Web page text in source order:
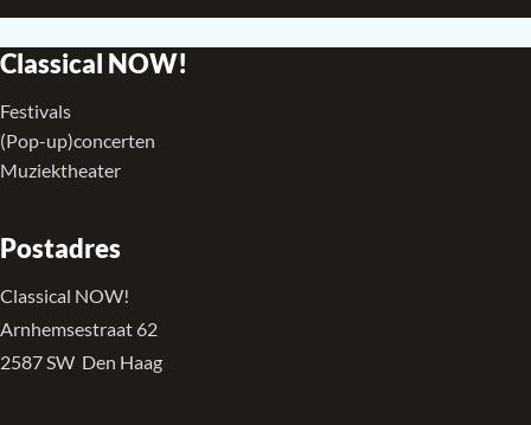
Classical NOW!
Festivals
(Pop-up)concerten
Muziektheater
Postadres
Classical NOW!
Arnhemsestraat 62
2587 SW Den Haag